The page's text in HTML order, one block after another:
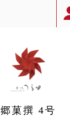
郷菓撰 4号